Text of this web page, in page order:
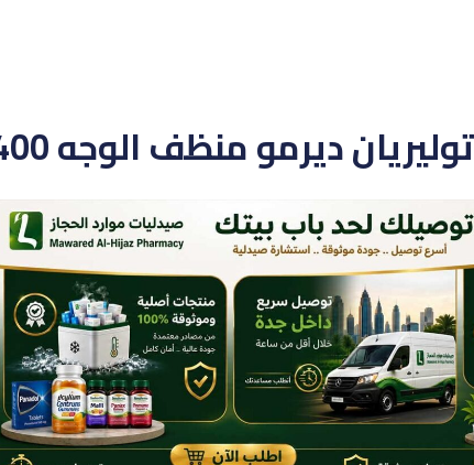
ديرمو منظف الوجه 400 مل